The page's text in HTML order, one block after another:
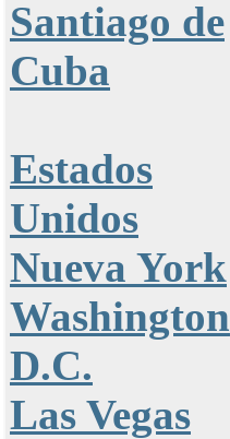
Santiago de
Cuba
Estados
Unidos
Nueva York
Washington
D.C.
Las Vegas